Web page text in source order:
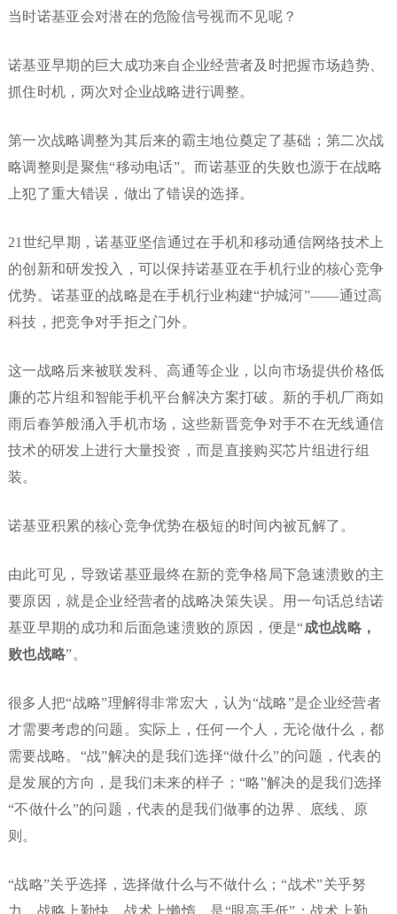
当时诺基亚会对潜在的危险信号视而不见呢？
诺基亚早期的巨大成功来自企业经营者及时把握市场趋势、
抓住时机，两次对企业战略进行调整。
第一次战略调整为其后来的霸主地位奠定了基础；第二次战
略调整则是聚焦“移动电话”。而诺基亚的失败也源于在战略
上犯了重大错误，做出了错误的选择。
21世纪早期，诺基亚坚信通过在手机和移动通信网络技术上
的创新和研发投入，可以保持诺基亚在手机行业的核心竞争
优势。诺基亚的战略是在手机行业构建“护城河”——通过高
科技，把竞争对手拒之门外。
这一战略后来被联发科、高通等企业，以向市场提供价格低
廉的芯片组和智能手机平台解决方案打破。新的手机厂商如
雨后春笋般涌入手机市场，这些新晋竞争对手不在无线通信
技术的研发上进行大量投资，而是直接购买芯片组进行组
装。
诺基亚积累的核心竞争优势在极短的时间内被瓦解了。
由此可见，导致诺基亚最终在新的竞争格局下急速溃败的主
要原因，就是企业经营者的战略决策失误。用一句话总结诺
基亚早期的成功和后面急速溃败的原因，便是“成也战略，
败也战略”。
很多人把“战略”理解得非常宏大，认为“战略”是企业经营者
才需要考虑的问题。实际上，任何一个人，无论做什么，都
需要战略。“战”解决的是我们选择“做什么”的问题，代表的
是发展的方向，是我们未来的样子；“略”解决的是我们选择
“不做什么”的问题，代表的是我们做事的边界、底线、原
则。
“战略”关乎选择，选择做什么与不做什么；“战术”关乎努
力。战略上勤快，战术上懒惰，是“眼高手低”；战术上勤